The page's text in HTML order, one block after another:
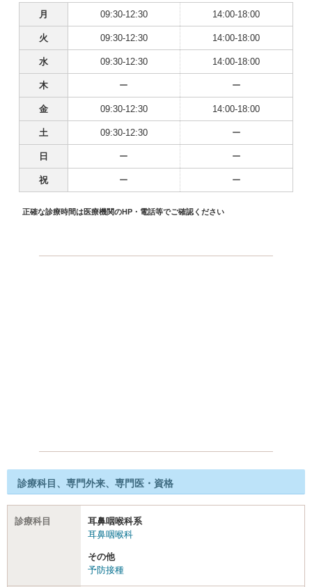
月 09:30-12:30 14:00-18:00
火 09:30-12:30 14:00-18:00
水 09:30-12:30 14:00-18:00
木 ー ー
金 09:30-12:30 14:00-18:00
土 09:30-12:30 ー
日 ー ー
祝 ー ー
正確な診療時間は医療機関のHP・電話等でご確認ください
診療科目、専門外来、専門医・資格
診療科目
耳鼻咽喉科系
耳鼻咽喉科
その他
予防接種